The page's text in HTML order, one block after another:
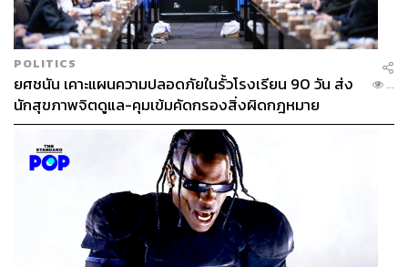
POLITICS
ยศชนัน เคาะแผนความปลอดภัยในรั้วโรงเรียน 90 วัน ส่ง
นักสุขภาพจิตดูแล-คุมเข้มคัดกรองสิ่งผิดกฎหมาย
...